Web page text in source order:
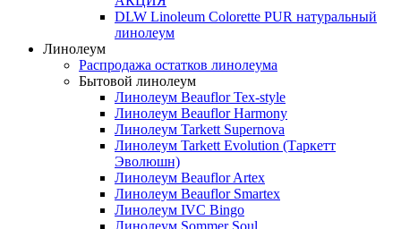
DLW Linoleum Colorette PUR натуральный
линолеум
Линолеум
Распродажа остатков линолеума
Бытовой линолеум
Линолеум Beauflor Tex-style
Линолеум Beauflor Harmony
Линолеум Tarkett Supernova
Линолеум Tarkett Evolution (Таркетт
Эволюшн)
Линолеум Beauflor Artex
Линолеум Beauflor Smartex
Линолеум IVC Bingo
Линолеум Sommer Soul